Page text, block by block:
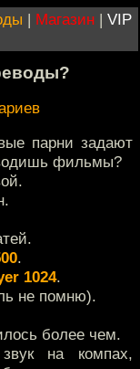
| Магазин | VIP
парни задают
фильмы?
.
1024.
не помню).
более чем.
на компах,